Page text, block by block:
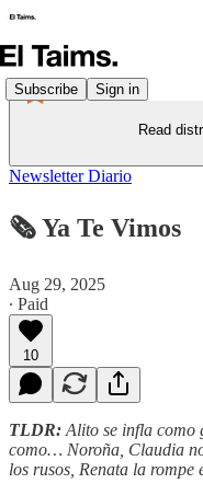
Subscribe Sign in
Read
Newsletter Diario
🗞️ Ya Te Vimos
Aug 29, 2025
∙ Paid
10
TLDR: Alito se infla como
como… Noroña, Claudia
los rusos, Renata la